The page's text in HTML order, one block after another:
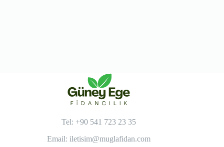
Tel: +90 541 723 23 35
Email: iletisim@muglafidan.com